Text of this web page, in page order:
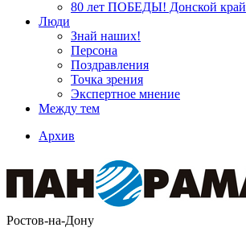
80 лет ПОБЕДЫ! Донской край
Люди
Знай наших!
Персона
Поздравления
Точка зрения
Экспертное мнение
Между тем
Архив
Ростов-на-Дону